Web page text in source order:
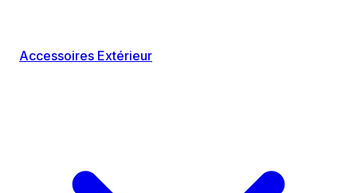
Accessoires Extérieur